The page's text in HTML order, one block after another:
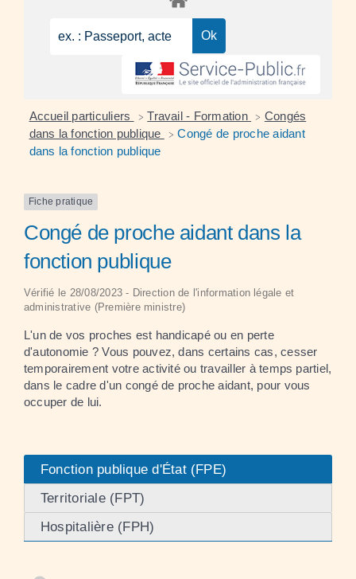
Accueil particuliers > Travail - Formation > Congés
dans la fonction publique
> Congé de proche aidant
dans la fonction publique
Fiche pratique
Congé de proche aidant dans la
fonction publique
Vérifié le 28/08/2023 - Direction de l'information légale et
administrative (Première ministre)
L'un de vos proches est handicapé ou en perte
d'autonomie ? Vous pouvez, dans certains cas, cesser
temporairement votre activité ou travailler à temps partiel,
dans le cadre d'un congé de proche aidant, pour vous
occuper de lui.
Fonction publique d'État (FPE)
Territoriale (FPT)
Hospitalière (FPH)